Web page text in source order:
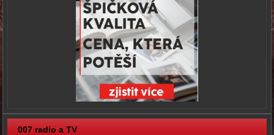
007 radio a TV